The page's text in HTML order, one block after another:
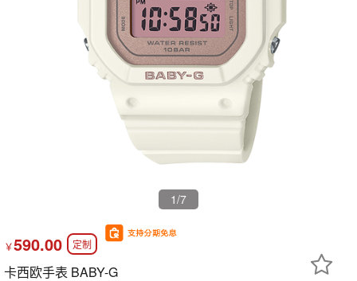
1/7
￥590.00 定制
卡西欧手表 BABY-G